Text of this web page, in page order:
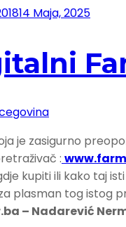
14 Maja, 2025
je zasigurno
:
kupiti ili kako taj
plasman tog istog
– Nadarević